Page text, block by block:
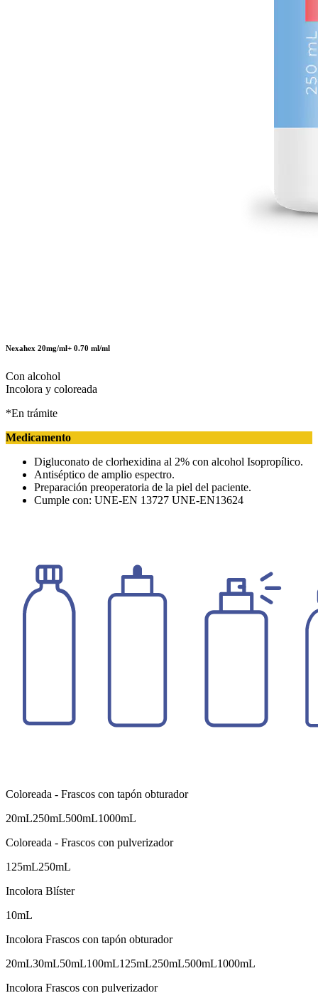
Nexahex 20mg/ml+ 0.70 ml/ml
Con alcohol
Incolora y coloreada
*En trámite
Medicamento
Digluconato de clorhexidina al 2% con alcohol Isopropílico.
Antiséptico de amplio espectro.
Preparación preoperatoria de la piel del paciente.
Cumple con: UNE-EN 13727 UNE-EN13624
Coloreada - Frascos con tapón obturador
20mL250mL500mL1000mL
Coloreada - Frascos con pulverizador
125mL250mL
Incolora Blíster
10mL
Incolora Frascos con tapón obturador
20mL30mL50mL100mL125mL250mL500mL1000mL
Incolora Frascos con pulverizador